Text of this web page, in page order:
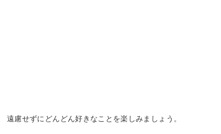
遠慮せずにどんどん好きなことを楽しみましょう。